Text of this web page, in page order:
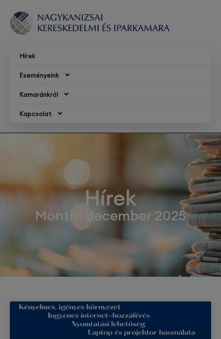
Hírek
Eseményeink
Kamaránkról
Kapcsolat
Hírek
Month: december 2025